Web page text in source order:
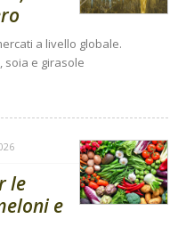
a livello globale.
soia e girasole
le
e